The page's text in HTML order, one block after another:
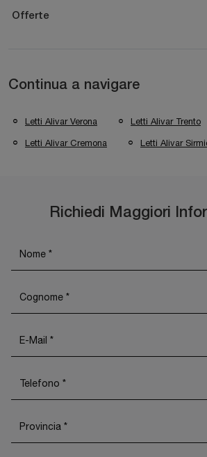
Offerte
Continua a navigare
Letti Alivar Verona Letti Alivar Trento
Letti Alivar Cremona Letti Alivar
Richiedi Maggiori